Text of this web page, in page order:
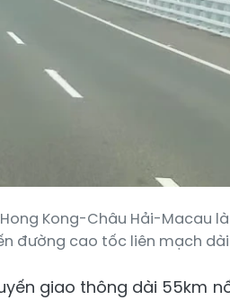
Kong-Châu Hải-Macau
đường cao tốc liên mạch
giao thông dài 55km